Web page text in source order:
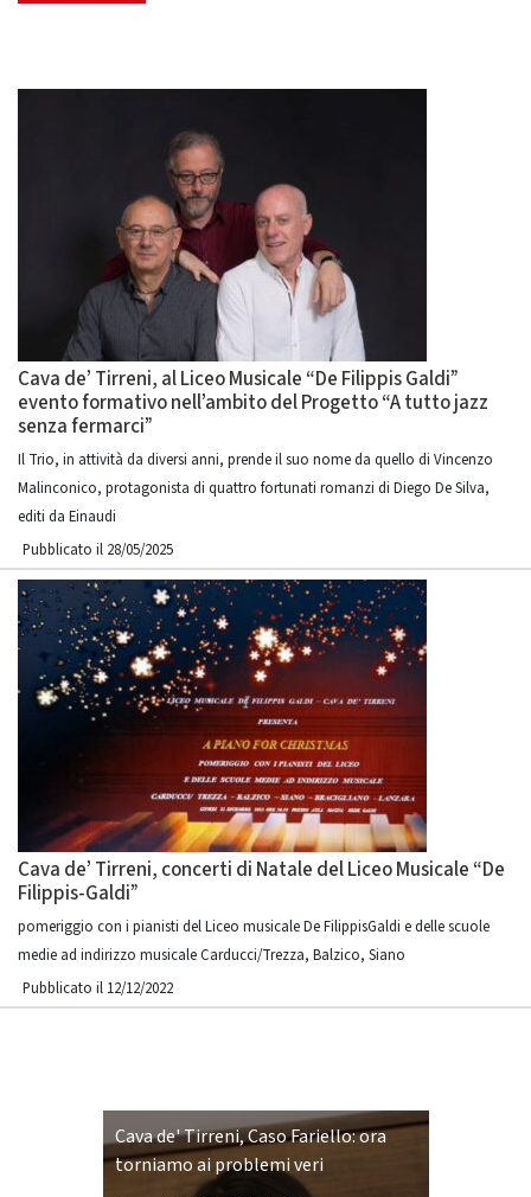
Cava de’ Tirreni, al Liceo Musicale “De Filippis Galdi”
evento formativo nell’ambito del Progetto “A tutto jazz
senza fermarci”
Il Trio, in attività da diversi anni, prende il suo nome da quello di Vincenzo
Malinconico, protagonista di quattro fortunati romanzi di Diego De Silva,
editi da Einaudi
Pubblicato il 28/05/2025
Cava de’ Tirreni, concerti di Natale del Liceo Musicale “De
Filippis-Galdi”
pomeriggio con i pianisti del Liceo musicale De FilippisGaldi e delle scuole
medie ad indirizzo musicale Carducci/Trezza, Balzico, Siano
Pubblicato il 12/12/2022
Cava de' Tirreni, Caso Fariello: ora
torniamo ai problemi veri